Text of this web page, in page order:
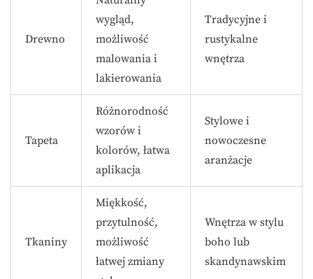
Drewno
wygląd,
możliwość
malowania i
lakierowania
Tradycyjne i
rustykalne
wnętrza
Tapeta
Różnorodność
wzorów i
kolorów, łatwa
aplikacja
Stylowe i
nowoczesne
aranżacje
Tkaniny
Miękkość,
przytulność,
możliwość
łatwej zmiany
Wnętrza w stylu
boho lub
skandynawskim